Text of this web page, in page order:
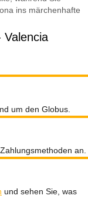
ins märchenhafte
Valencia
um den Globus.
an.
und sehen Sie, was